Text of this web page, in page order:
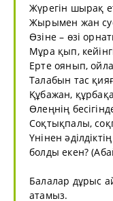
Жүрегін шырақ
Жырымен жан
Өзіне – өзі
Мұра қып,
Ерте оянып,
Талабын тас
Құбажан,
Өлеңнің
Соқтықпалы,
Үнінен
болды екен?
Балалар дұрыс
атамыз.